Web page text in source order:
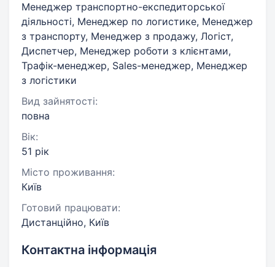
Менеджер транспортно-експедиторської
діяльності, Менеджер по логистике, Менеджер
з транспорту, Менеджер з продажу, Логіст,
Диспетчер, Менеджер роботи з клієнтами,
Трафік-менеджер, Sales-менеджер, Менеджер
з логістики
Вид зайнятості:
повна
Вік:
51 рік
Місто проживання:
Київ
Готовий працювати:
Дистанційно, Київ
Контактна інформація